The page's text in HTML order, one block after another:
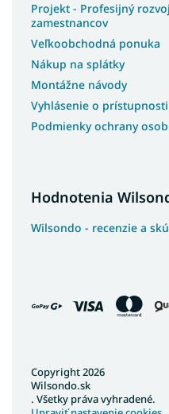
Projekt - Profesijný
zamestnancov
Veľkoobchodná ponuka
Nákup na splátky
Montážne návody
Vyhlásenie o prístupnosti
Podmienky ochrany
Hodnotenia
Wilsondo - recenzie a
Copyright 2026
Wilsondo.sk
. Všetky práva vyhradené.